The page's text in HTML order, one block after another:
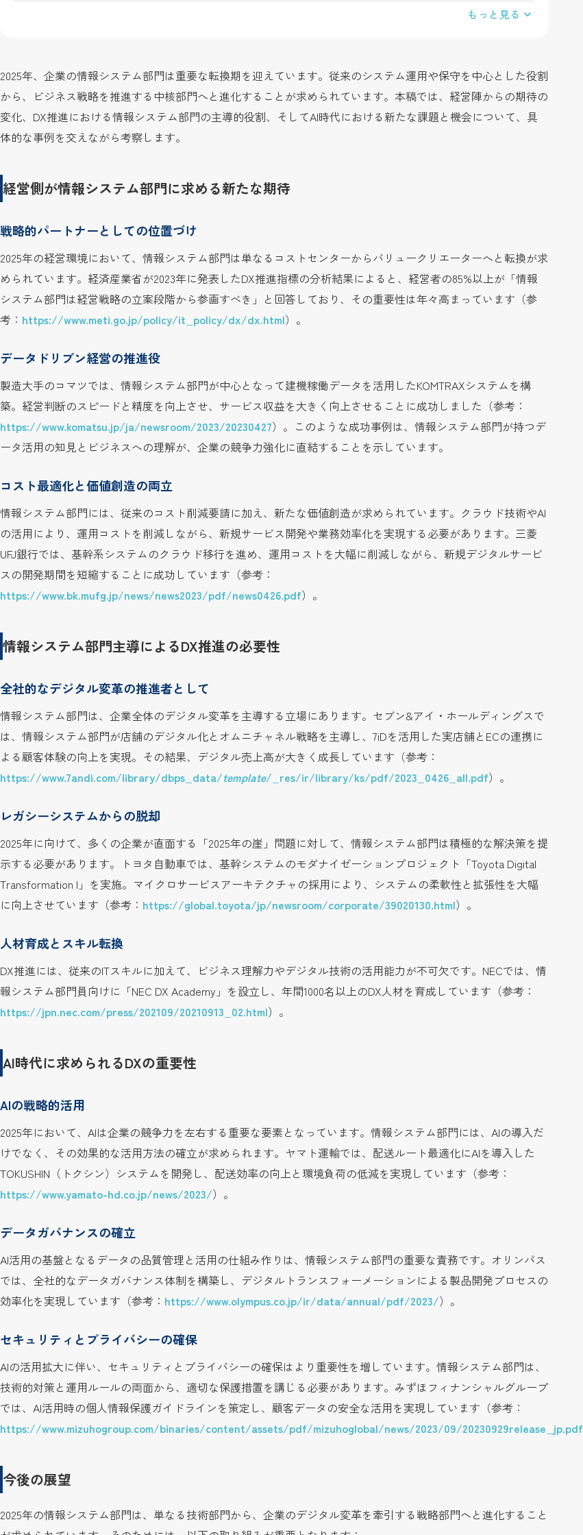
もっと見る
2025年、企業の情報システム部門は重要な転換期を迎えています。従来のシステム運用や保守を中心とした役割
から、ビジネス戦略を推進する中核部門へと進化することが求められています。本稿では、経営陣からの期待の
変化、DX推進における情報システム部門の主導的役割、そしてAI時代における新たな課題と機会について、具
体的な事例を交えながら考察します。
経営側が情報システム部門に求める新たな期待
戦略的パートナーとしての位置づけ
2025年の経営環境において、情報システム部門は単なるコストセンターからバリュークリエーターへと転換が求
められています。経済産業省が2023年に発表したDX推進指標の分析結果によると、経営者の85%以上が「情報
システム部門は経営戦略の立案段階から参画すべき」と回答しており、その重要性は年々高まっています（参
考： https://www.meti.go.jp/policy/it_policy/dx/dx.html）。
データドリブン経営の推進役
製造大手のコマツでは、情報システム部門が中心となって建機稼働データを活用したKOMTRAXシステムを構
築。経営判断のスピードと精度を向上させ、サービス収益を大きく向上させることに成功しました（参考：
https://www.komatsu.jp/ja/newsroom/2023/20230427）。このような成功事例は、情報システム部門が持つデ
ータ活用の知見とビジネスへの理解が、企業の競争力強化に直結することを示しています。
コスト最適化と価値創造の両立
情報システム部門には、従来のコスト削減要請に加え、新たな価値創造が求められています。クラウド技術やAI
の活用により、運用コストを削減しながら、新規サービス開発や業務効率化を実現する必要があります。三菱
UFJ銀行では、基幹系システムのクラウド移行を進め、運用コストを大幅に削減しながら、新規デジタルサービ
スの開発期間を短縮することに成功しています（参考：
https://www.bk.mufg.jp/news/news2023/pdf/news0426.pdf）。
情報システム部門主導によるDX推進の必要性
全社的なデジタル変革の推進者として
情報システム部門は、企業全体のデジタル変革を主導する立場にあります。セブン&アイ・ホールディングスで
は、情報システム部門が店舗のデジタル化とオムニチャネル戦略を主導し、7iDを活用した実店舗とECの連携に
よる顧客体験の向上を実現。その結果、デジタル売上高が大きく成長しています（参考：
https://www.7andi.com/library/dbps_data/template/_res/ir/library/ks/pdf/2023_0426_all.pdf）。
レガシーシステムからの脱却
2025年に向けて、多くの企業が直面する「2025年の崖」問題に対して、情報システム部門は積極的な解決策を提
示する必要があります。トヨタ自動車では、基幹システムのモダナイゼーションプロジェクト「Toyota Digital
Transformation I」を実施。マイクロサービスアーキテクチャの採用により、システムの柔軟性と拡張性を大幅
に向上させています（参考： https://global.toyota/jp/newsroom/corporate/39020130.html）。
人材育成とスキル転換
DX推進には、従来のITスキルに加えて、ビジネス理解力やデジタル技術の活用能力が不可欠です。NECでは、情
報システム部門員向けに「NEC DX Academy」を設立し、年間1000名以上のDX人材を育成しています（参考：
https://jpn.nec.com/press/202109/20210913_02.html）。
AI時代に求められるDXの重要性
AIの戦略的活用
2025年において、AIは企業の競争力を左右する重要な要素となっています。情報システム部門には、AIの導入だ
けでなく、その効果的な活用方法の確立が求められます。ヤマト運輸では、配送ルート最適化にAIを導入した
TOKUSHIN（トクシン）システムを開発し、配送効率の向上と環境負荷の低減を実現しています（参考：
https://www.yamato-hd.co.jp/news/2023/）。
データガバナンスの確立
AI活用の基盤となるデータの品質管理と活用の仕組み作りは、情報システム部門の重要な責務です。オリンパス
では、全社的なデータガバナンス体制を構築し、デジタルトランスフォーメーションによる製品開発プロセスの
効率化を実現しています（参考： https://www.olympus.co.jp/ir/data/annual/pdf/2023/）。
セキュリティとプライバシーの確保
AIの活用拡大に伴い、セキュリティとプライバシーの確保はより重要性を増しています。情報システム部門は、
技術的対策と運用ルールの両面から、適切な保護措置を講じる必要があります。みずほフィナンシャルグループ
では、AI活用時の個人情報保護ガイドラインを策定し、顧客データの安全な活用を実現しています（参考：
https://www.mizuhogroup.com/binaries/content/assets/pdf/mizuhoglobal/news/2023/09/20230929release_jp.pdf
今後の展望
2025年の情報システム部門は、単なる技術部門から、企業のデジタル変革を牽引する戦略部門へと進化すること